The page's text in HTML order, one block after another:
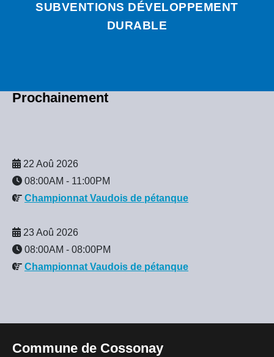
SUBVENTIONS DÉVELOPPEMENT
DURABLE
Prochainement
22 Aoû 2026
08:00AM - 11:00PM
Championnat Vaudois de pétanque
23 Aoû 2026
08:00AM - 08:00PM
Championnat Vaudois de pétanque
Commune de Cossonay